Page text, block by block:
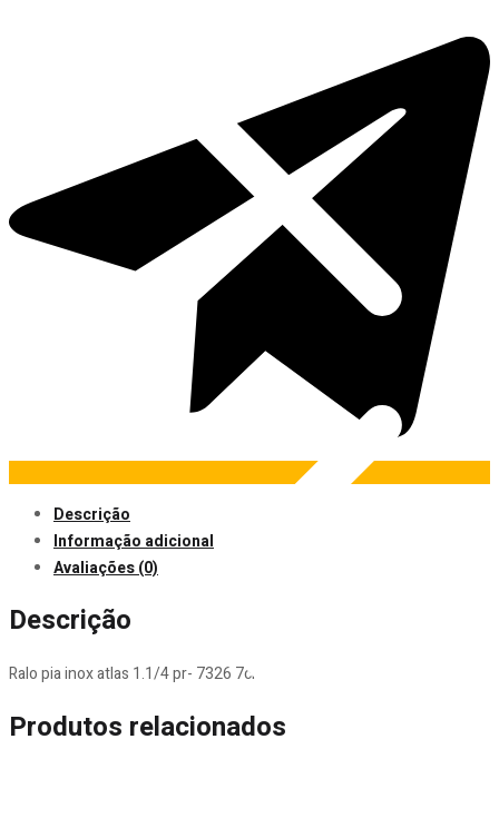
Descrição
Informação adicional
Avaliações (0)
Descrição
Ralo pia inox atlas 1.1/4 pr- 7326 7cm.
Produtos relacionados